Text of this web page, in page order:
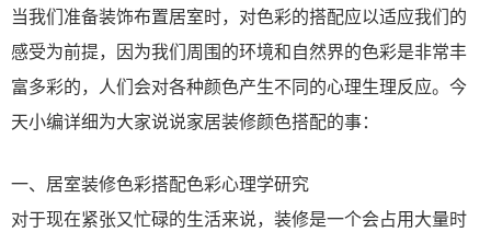
式当我们准备装饰布置居室时，对色彩的搭配应以适应我们的
感受为前提，因为我们周围的环境和自然界的色彩是非常丰
富多彩的，人们会对各种颜色产生不同的心理生理反应。今
天小编详细为大家说说家居装修颜色搭配的事：
一、居室装修色彩搭配色彩心理学研究
对于现在紧张又忙碌的生活来说，装修是一个会占用大量时